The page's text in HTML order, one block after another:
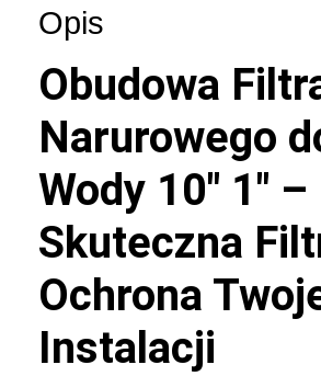
Opis
Obudowa
Narurowego
Wody 10″ 1″ –
Skuteczna
Ochrona
Instalacji